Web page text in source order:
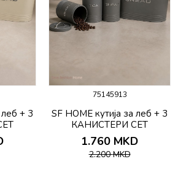
леб + 3
75145913
SF HOME кутија за леб + 3
КАНИСТЕРИ СЕТ
1.760 MKD
2.200MKD